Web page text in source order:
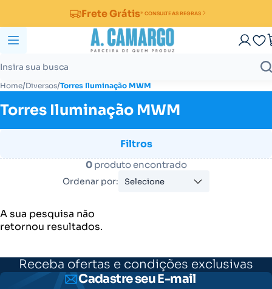
Frete Grátis* CONSULTE AS REGRAS
Home/Diversos/Torres Iluminação MWM
Torres Iluminação MWM
Filtros
0produto encontrado
Ordenar por: Selecione
A sua pesquisa não
retornou resultados.
Receba ofertas e condições exclusivas
Cadastre seu E-mail